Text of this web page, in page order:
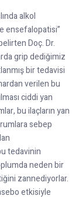
alkol
ensefalopatisi”
Doç. Dr.
grip dediğimiz
bir tedavisi
verilen bu
ciddi yan
bu ilaçların yan
sebep
tedavinin
neden bir
zannediyorlar.
etkisiyle